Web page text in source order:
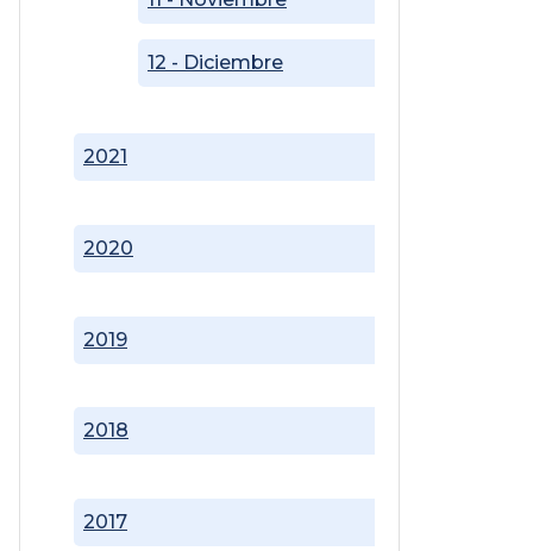
2017
2018
2019
2020
2021
12 - Diciembre